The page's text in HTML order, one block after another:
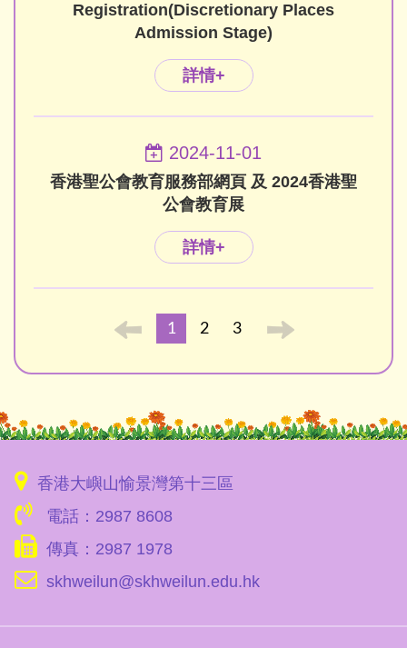
Registration(Discretionary Places
Admission Stage)
詳情+
2024-11-01
香港聖公會教育服務部網頁 及 2024香港聖
公會教育展
詳情+
1 2 3
香港大嶼山愉景灣第十三區
電話：2987 8608
傳真：2987 1978
skhweilun@skhweilun.edu.hk